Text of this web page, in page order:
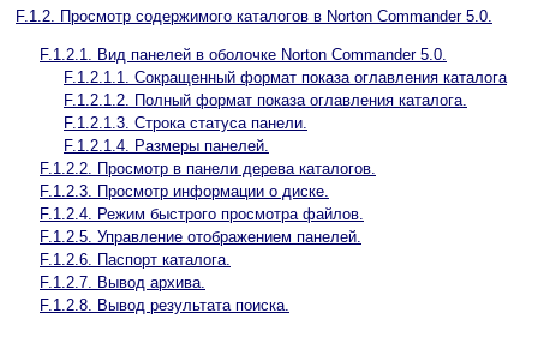
F.1.2. Просмотр содержимого каталогов в Norton Commander 5.0.
F.1.2.1. Вид панелей в оболочке Norton Commander 5.0.
F.1.2.1.1. Сокращенный формат показа оглавления каталога
F.1.2.1.2. Полный формат показа оглавления каталога.
F.1.2.1.3. Строка статуса панели.
F.1.2.1.4. Размеры панелей.
F.1.2.2. Просмотр в панели дерева каталогов.
F.1.2.3. Просмотр информации о диске.
F.1.2.4. Режим быстрого просмотра файлов.
F.1.2.5. Управление отображением панелей.
F.1.2.6. Паспорт каталога.
F.1.2.7. Вывод архива.
F.1.2.8. Вывод результата поиска.